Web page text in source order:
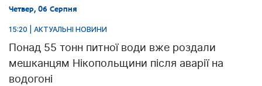
Четвер, 06 Серпня
15:20 | АКТУАЛЬНІ НОВИНИ
Понад 55 тонн питної води вже роздали
мешканцям Нікопольщини після аварії на
водогоні